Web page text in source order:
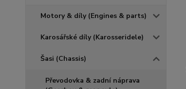
Motory & díly (Engines & parts)
Karosářské díly (Karosseridele)
Šasi (Chassis)
Převodovka & zadní náprava